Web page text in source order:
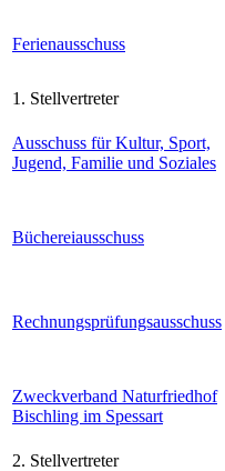
Ferienausschuss
1. Stellvertreter
Ausschuss für Kultur, Sport,
Jugend, Familie und Soziales
Büchereiausschuss
Rechnungsprüfungsausschuss
Zweckverband Naturfriedhof
Bischling im Spessart
2. Stellvertreter